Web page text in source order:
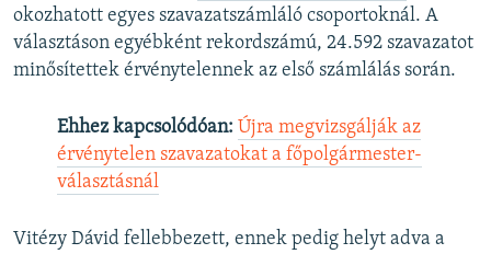
okozhatott egyes szavazatszámláló csoportoknál. A
választáson egyébként rekordszámú, 24.592 szavazatot
minősítettek érvénytelennek az első számlálás során.
Ehhez kapcsolódóan: Újra megvizsgálják az
érvénytelen szavazatokat a főpolgármester-
választásnál
Vitézy Dávid fellebbezett, ennek pedig helyt adva a